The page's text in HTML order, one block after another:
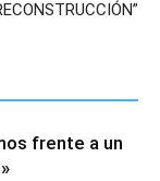
frente a un